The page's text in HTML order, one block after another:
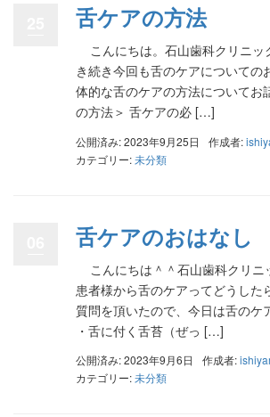
舌ケアの方法
こんにちは。石山歯科クリニ
き続き今回も舌のケアについての
体的な舌のケアの方法について
の方法＞ 舌ケアの必 […]
公開済み: 2023年9月25日 作成者:
カテゴリー:未分類
舌ケアのおはなし
こんにちは＾＾石山歯科クリニ
患者様から舌のケアってどうした
質問を頂いたので、今日は舌のケ
・舌に付く舌苔（ぜっ […]
公開済み: 2023年9月6日 作成者:
カテゴリー:未分類